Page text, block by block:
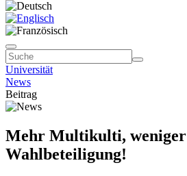
Universität
News
Beitrag
Mehr Multikulti, weniger
Wahlbeteiligung!